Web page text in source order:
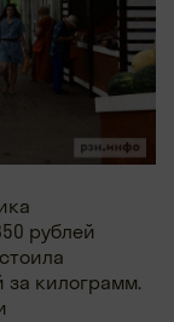
рублей
килограмм.